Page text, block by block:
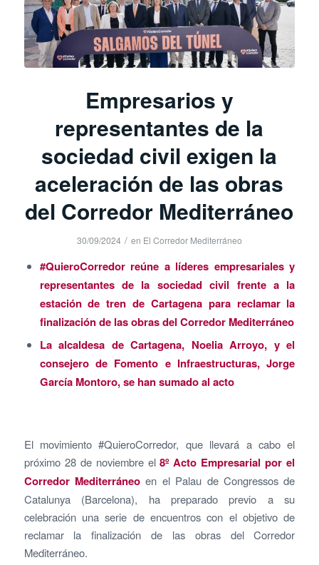
Empresarios y
representantes de la
sociedad civil exigen la
aceleración de las obras
del Corredor Mediterráneo
30/09/2024 / en El Corredor Mediterráneo
#QuieroCorredor reúne a líderes empresariales y
representantes de la sociedad civil frente a la
estación de tren de Cartagena para reclamar la
finalización de las obras del Corredor Mediterráneo
La alcaldesa de Cartagena, Noelia Arroyo, y el
consejero de Fomento e Infraestructuras, Jorge
García Montoro, se han sumado al acto
El movimiento #QuieroCorredor, que llevará a cabo el
próximo 28 de noviembre el8º Acto Empresarial por el
Corredor Mediterráneo en el Palau de Congressos de
Catalunya (Barcelona), ha preparado previo a su
celebración una serie de encuentros con el objetivo de
reclamar la finalización de las obras del Corredor
Mediterráneo.